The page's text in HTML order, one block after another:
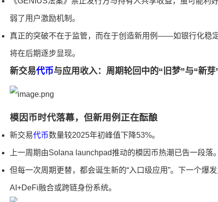
弱了用户激励机制。
真正的突破不在于监管，而在于创造新用例——如银行化稳
将在后期逐步显现。
新交易代币与应用收入：周期轮回中的“旧梦”与“新芽
模因币时代落幕，但新用例正在酝酿
新交易代币数量较2025年初峰值下降53%。
上一周期由Solana launchpad推动的模因币热潮已告一段落
但每一次周期更替，都会诞生新的“入口级应用”。下一个爆
AI+DeFi融合或跨链身份系统。